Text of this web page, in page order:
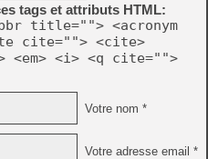
tags et attributs HTML:
title=""> <acronym
cite=""> <cite>
<em> <i> <q cite="">
Votre nom *
Votre adresse email *